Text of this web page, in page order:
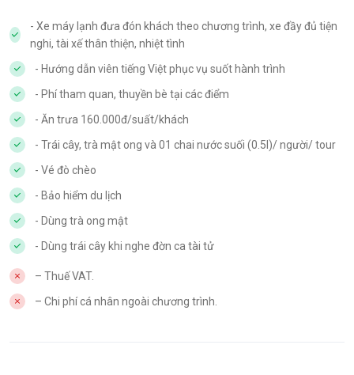
- Xe máy lạnh đưa đón khách theo chương trình, xe đầy đủ tiện
nghi, tài xế thân thiện, nhiệt tình
- Hướng dẫn viên tiếng Việt phục vụ suốt hành trình
- Phí tham quan, thuyền bè tại các điểm
- Ăn trưa 160.000đ/suất/khách
- Trái cây, trà mật ong và 01 chai nước suối (0.5l)/ người/ tour
- Vé đò chèo
- Bảo hiểm du lịch
- Dùng trà ong mật
- Dùng trái cây khi nghe đờn ca tài tử
– Thuế VAT.
– Chi phí cá nhân ngoài chương trình.